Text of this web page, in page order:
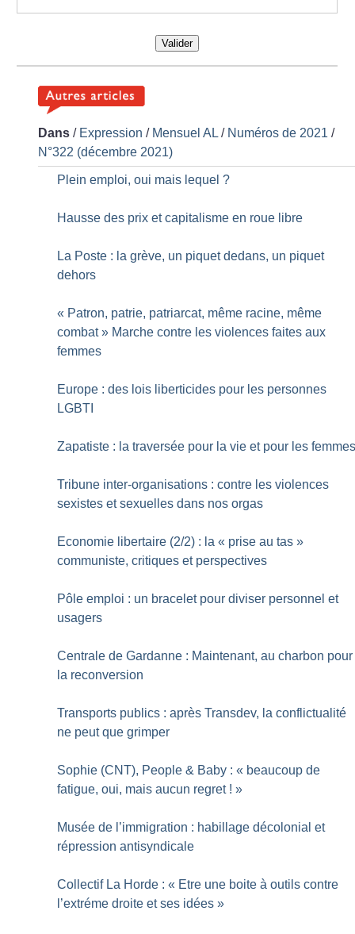
Valider
Dans / Expression / Mensuel AL/ Numéros de 2021 /
N°322 (décembre 2021)
Plein emploi, oui mais lequel ?
Hausse des prix et capitalisme en roue libre
La Poste : la grève, un piquet dedans, un piquet
dehors
« Patron, patrie, patriarcat, même racine, même
combat » Marche contre les violences faites aux
femmes
Europe : des lois liberticides pour les personnes
LGBTI
Zapatiste : la traversée pour la vie et pour les
Tribune inter-organisations : contre les violences
sexistes et sexuelles dans nos orgas
Economie libertaire (2/2) : la « prise au tas »
communiste, critiques et perspectives
Pôle emploi : un bracelet pour diviser personnel et
usagers
Centrale de Gardanne : Maintenant, au charbon pour
la reconversion
Transports publics : après Transdev, la conflictualité
ne peut que grimper
Sophie (CNT), People & Baby : « beaucoup de
fatigue, oui, mais aucun regret ! »
Musée de l’immigration : habillage décolonial et
répression antisyndicale
Collectif La Horde : « Etre une boite à outils contre
l’extréme droite et ses idées »